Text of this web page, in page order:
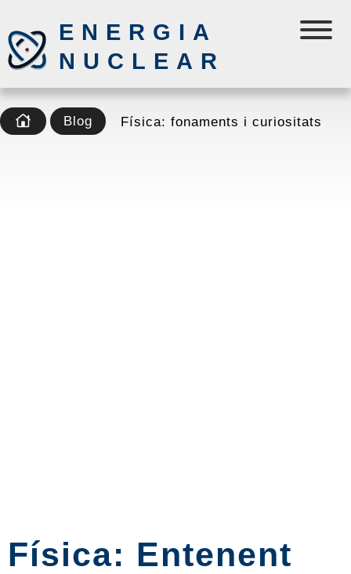
ENERGIA
NUCLEAR
Blog Física: fonaments i curiositats
Física: Entenent